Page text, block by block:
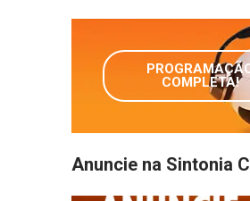
COMPLETA!
Anuncie na Sintonia